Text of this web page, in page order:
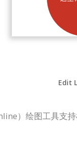
Edit
）绘图工具支